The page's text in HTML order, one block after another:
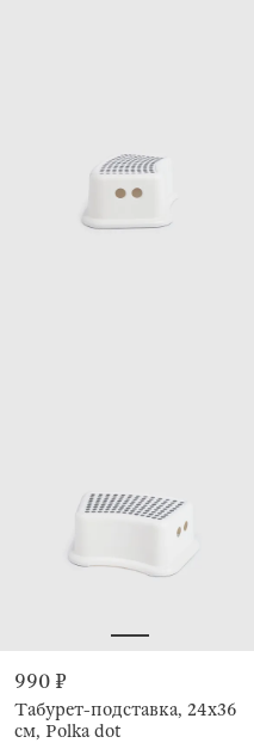
990 ₽
Табурет-подставка, 24х36
см, Polka dot